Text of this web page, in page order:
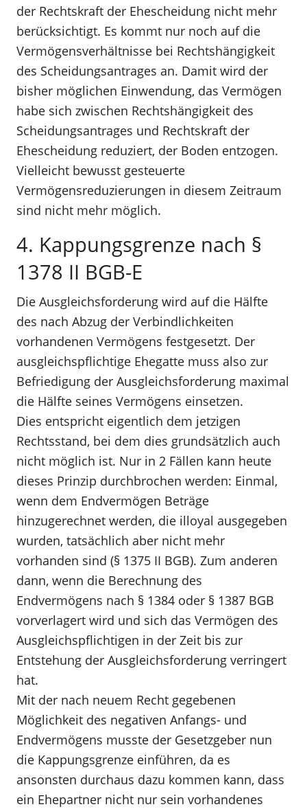
der Rechtskraft der Ehescheidung nicht mehr
berücksichtigt. Es kommt nur noch auf die
Vermögensverhältnisse bei Rechtshängigkeit
des Scheidungsantrages an. Damit wird der
bisher möglichen Einwendung, das Vermögen
habe sich zwischen Rechtshängigkeit des
Scheidungsantrages und Rechtskraft der
Ehescheidung reduziert, der Boden entzogen.
Vielleicht bewusst gesteuerte
Vermögensreduzierungen in diesem Zeitraum
sind nicht mehr möglich.
4. Kappungsgrenze nach §
1378 II BGB-E
Die Ausgleichsforderung wird auf die Hälfte
des nach Abzug der Verbindlichkeiten
vorhandenen Vermögens festgesetzt. Der
ausgleichspflichtige Ehegatte muss also zur
Befriedigung der Ausgleichsforderung maximal
die Hälfte seines Vermögens einsetzen.
Dies entspricht eigentlich dem jetzigen
Rechtsstand, bei dem dies grundsätzlich auch
nicht möglich ist. Nur in 2 Fällen kann heute
dieses Prinzip durchbrochen werden: Einmal,
wenn dem Endvermögen Beträge
hinzugerechnet werden, die illoyal ausgegeben
wurden, tatsächlich aber nicht mehr
vorhanden sind (§ 1375 II BGB). Zum anderen
dann, wenn die Berechnung des
Endvermögens nach § 1384 oder § 1387 BGB
vorverlagert wird und sich das Vermögen des
Ausgleichspflichtigen in der Zeit bis zur
Entstehung der Ausgleichsforderung verringert
hat.
Mit der nach neuem Recht gegebenen
Möglichkeit des negativen Anfangs- und
Endvermögens musste der Gesetzgeber nun
die Kappungsgrenze einführen, da es
ansonsten durchaus dazu kommen kann, dass
ein Ehepartner nicht nur sein vorhandenes